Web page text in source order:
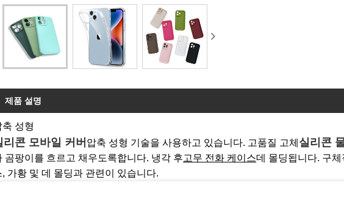
제품 설명
축 성형
리콘 모바일 커버 압축 성형 기술을 사용하고 있습니다. 고품질 고체 실리콘
곰팡이를 흐르고 채우도록합니다. 냉각 후고무 전화 케이스데 몰딩됩니다. 구
, 가황 및 데 몰딩과 관련이 있습니다.